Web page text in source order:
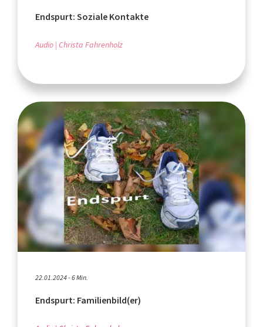
Endspurt: Soziale Kontakte
Audio Christa Fahrenholz
22.01.2024 - 6 Min.
Endspurt: Familienbild(er)